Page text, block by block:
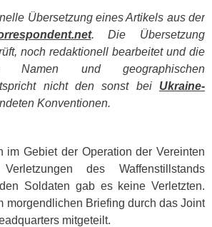
Übersetzung eines Artikels aus der
. Die Übersetzung
noch redaktionell bearbeitet und die
Namen und geographischen
nicht den sonst bei Ukraine-
Konventionen.
im Gebiet der Operation der Vereinten
des Waffenstillstands
Soldaten gab es keine Verletzten.
morgendlichen Briefing durch das Joint
mitgeteilt.